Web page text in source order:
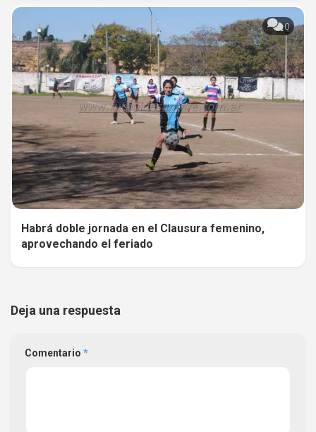
0
Habrá doble jornada en el Clausura femenino,
aprovechando el feriado
Deja una respuesta
Comentario *